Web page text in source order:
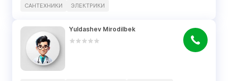
САНТЕХНИКИ
ЭЛЕКТРИКИ
Yuldashev Mirodilbek